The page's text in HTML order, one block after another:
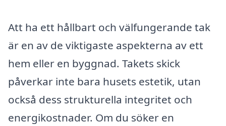
Att ha ett hållbart och välfungerande tak
är en av de viktigaste aspekterna av ett
hem eller en byggnad. Takets skick
påverkar inte bara husets estetik, utan
också dess strukturella integritet och
energikostnader. Om du söker en